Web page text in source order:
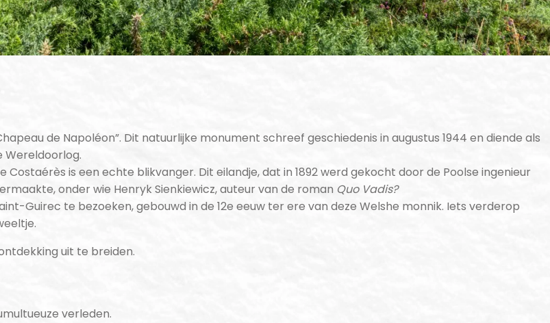
de Napoléon”. Dit natuurlijke monument schreef geschiedenis in augustus 1944 en diende als
Wereldoorlog.
is een echte blikvanger. Dit eilandje, dat in 1892 werd gekocht door de Poolse ingenieur
onder wie Henryk Sienkiewicz, auteur van de roman Quo Vadis?
Guirec te bezoeken, gebouwd in de 12e eeuw ter ere van deze Welshe monnik. Iets verderop
uit te breiden.
verleden.